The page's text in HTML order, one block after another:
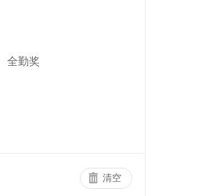
全勤奖
清空